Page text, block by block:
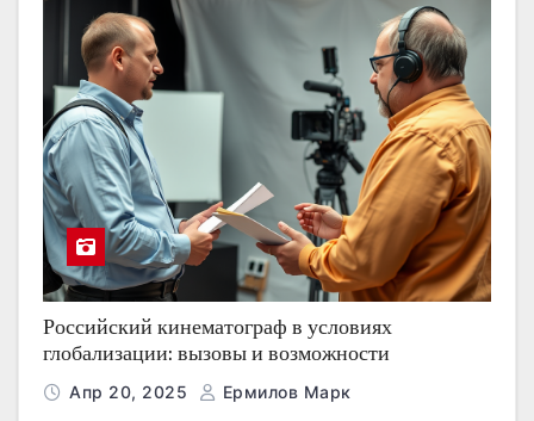
Российский кинематограф в условиях
глобализации: вызовы и возможности
Апр 20, 2025 Ермилов Марк